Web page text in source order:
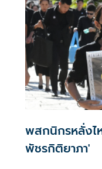
พสกนิกรหลั่งไ
พัชรกิติยาภา'